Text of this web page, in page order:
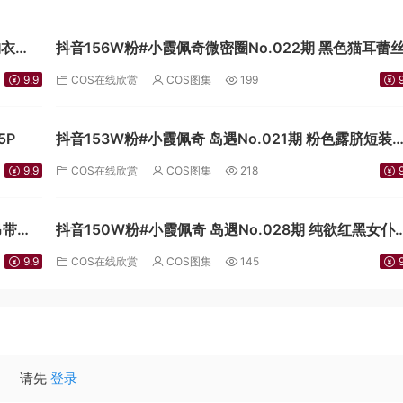
9.9
抖音156W粉#小霞佩奇微密圈No.022期 黑色猫耳蕾
女仆15P
COS在线欣赏 COS图集 199
9.9
抖音153W粉#小霞佩奇 岛遇No.021期 粉色露脐短装
[11P]
COS在线欣赏 COS图集 218
超
9.9
抖音150W粉#小霞佩奇 岛遇No.028期 纯欲红黑女仆
[18P]
COS在线欣赏 COS图集 145
请先 登录